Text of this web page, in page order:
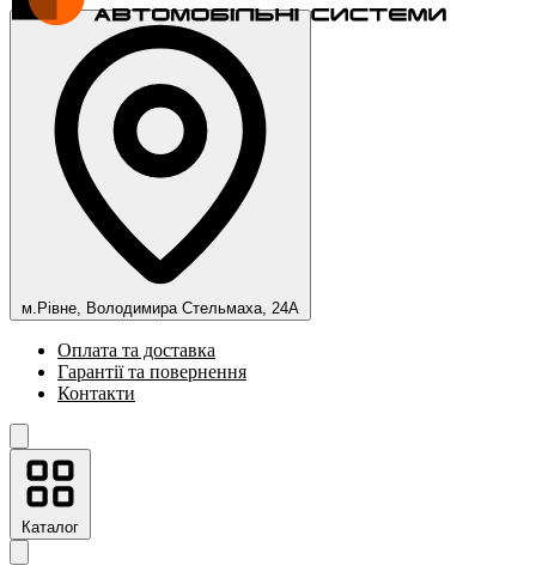
м.Рівне, Володимира Стельмаха, 24А
Оплата та доставка
Гарантії та повернення
Контакти
Каталог